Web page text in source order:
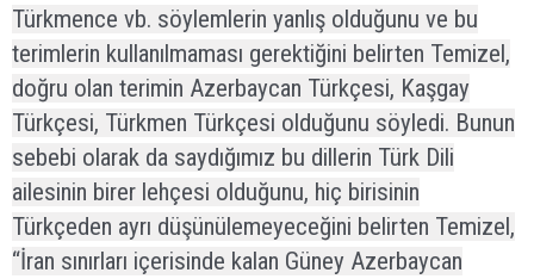
Türkmence vb. söylemlerin yanlış olduğunu ve bu
terimlerin kullanılmaması gerektiğini belirten Temizel,
doğru olan terimin Azerbaycan Türkçesi, Kaşgay
Türkçesi, Türkmen Türkçesi olduğunu söyledi. Bunun
sebebi olarak da saydığımız bu dillerin Türk Dili
ailesinin birer lehçesi olduğunu, hiç birisinin
Türkçeden ayrı düşünülemeyeceğini belirten Temizel,
“İran sınırları içerisinde kalan Güney Azerbaycan